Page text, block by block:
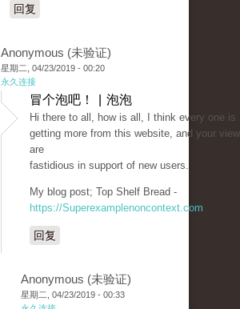
回复
Anonymous (未验证)
星期二, 04/23/2019 - 00:20
永久连接
冒个泡吧！ | 泡泡
Hi there to all, how is all, I think every one is
getting more from this website, and your
are
fastidious in support of new users.
My blog post; Top Shelf Bread -
https://Superexamplenoncontext.com
回复
Anonymous (未验证)
星期二, 04/23/2019 - 00:33